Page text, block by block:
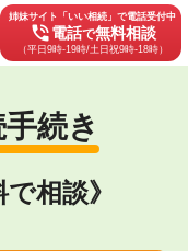
姉妹サイト「いい相続」で電話受付中
phone_in_talk電話で無料相談
（平日9時-19時/土日祝9時-18時）
続き
相談》